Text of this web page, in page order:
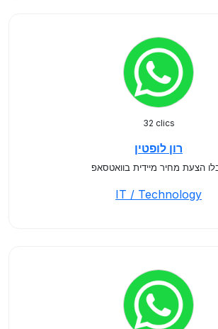
32 clics
רון לופטין
הצעת מחיר מיידית בוואטסאפ
IT / Technology